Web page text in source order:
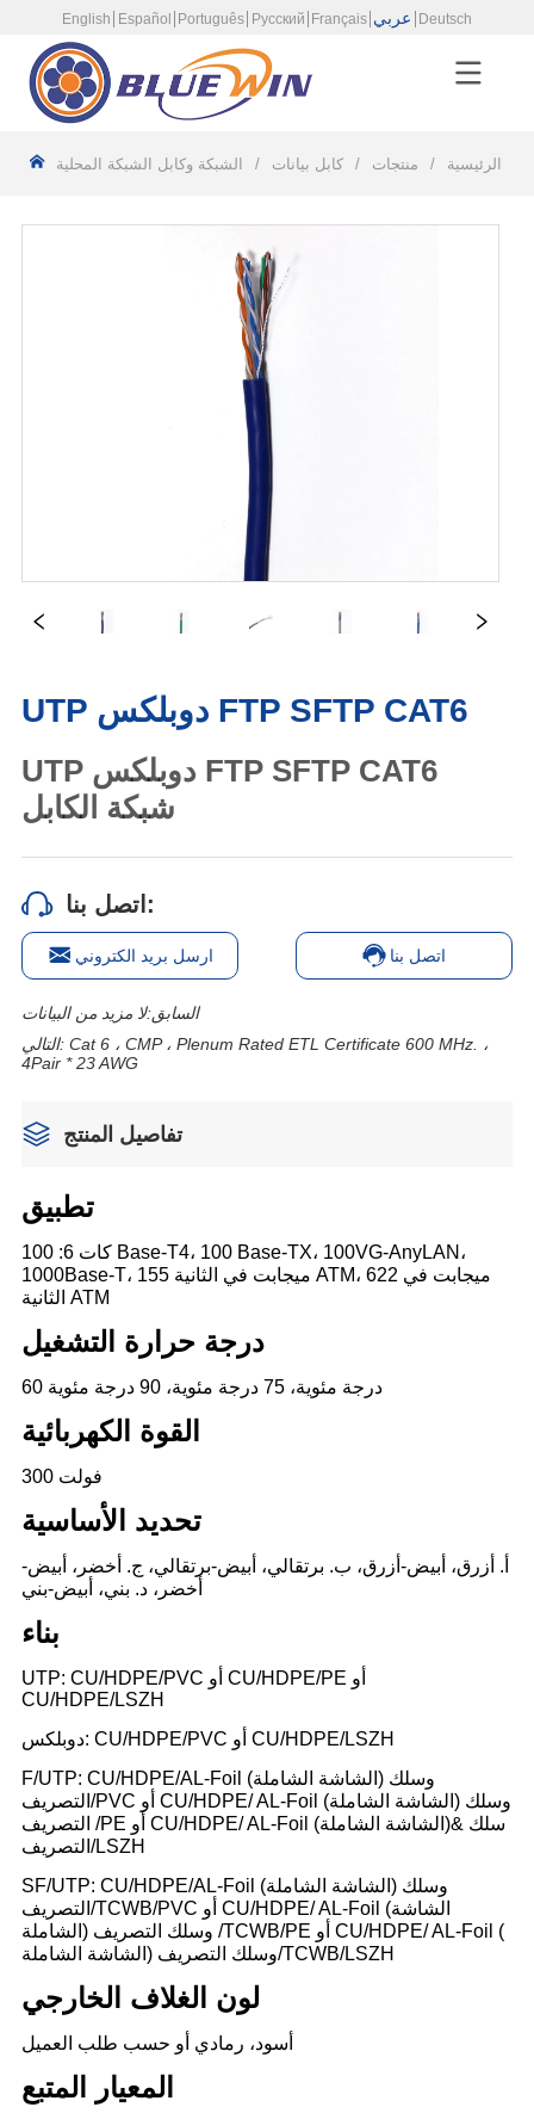
English Español Português Русский Français عربي Deutsch
الرئيسية / منتجات / كابل بيانات / الشبكة وكابل الشبكة المحلية
UTP دوبلكس FTP SFTP CAT6
اتصل بنا:
ارسل بريد الكتروني اتصل بنا
السابق:لا مزيد من البيانات
التالي: Cat 6 ، CMP ، Plenum Rated ETL Certificate 600 MHz. ،
4Pair * 23 AWG
تفاصيل المنتج